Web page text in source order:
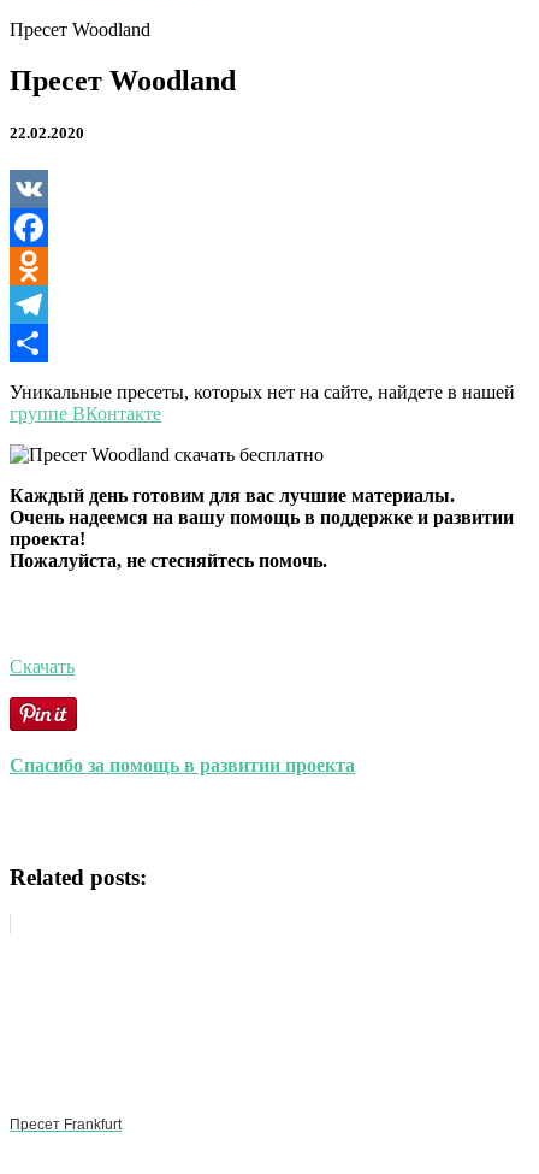
Пресет Woodland
Пресет Woodland
22.02.2020
VK
Facebook
Odnoklassniki
Telegram
Отправить
Уникальные пресеты, которых нет на сайте, найдете в нашей
группе ВКонтакте
Каждый день готовим для вас лучшие материалы.
Очень надеемся на вашу помощь в поддержке и развитии
проекта!
Пожалуйста, не стесняйтесь помочь.
Скачать
Спасибо за помощь в развитии проекта
Related posts:
Пресет Frankfurt